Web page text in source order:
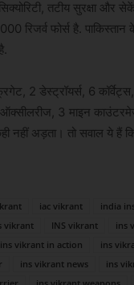
तटीय सुरक्षा
रिजर्व फोर्स है.
2 डेस्ट्रॉयर्स, 6
ऑक्सीलरीज, 3 माइन
नहीं अड़ता। तो सवाल ये हैं
iac vikrant india
vikrant
INS vikrant ins
ins vikrant in action ins
ins vikrant news ins